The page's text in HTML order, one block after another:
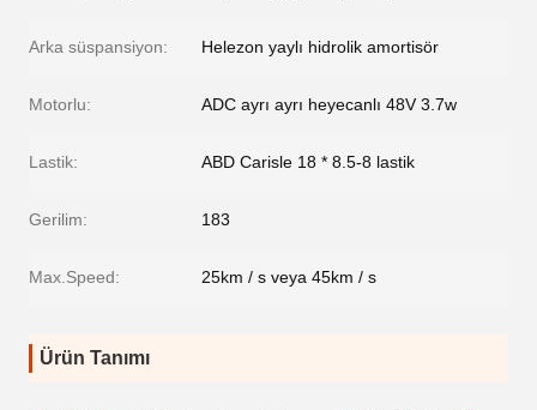
Arka süspansiyon: Helezon yaylı hidrolik amortisör
Motorlu: ADC ayrı ayrı heyecanlı 48V 3.7w
Lastik: ABD Carisle 18 * 8.5-8 lastik
Gerilim: 183
Max.Speed: 25km / s veya 45km / s
Ürün Tanımı